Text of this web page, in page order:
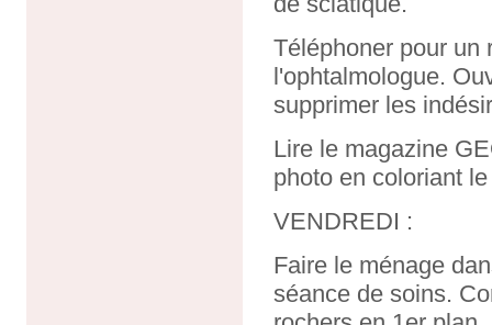
Téléphoner pour un
l'ophtalmologue.
supprimer les
Lire le magazine
photo en coloriant
VENDREDI :
Faire le ménage
séance de soins.